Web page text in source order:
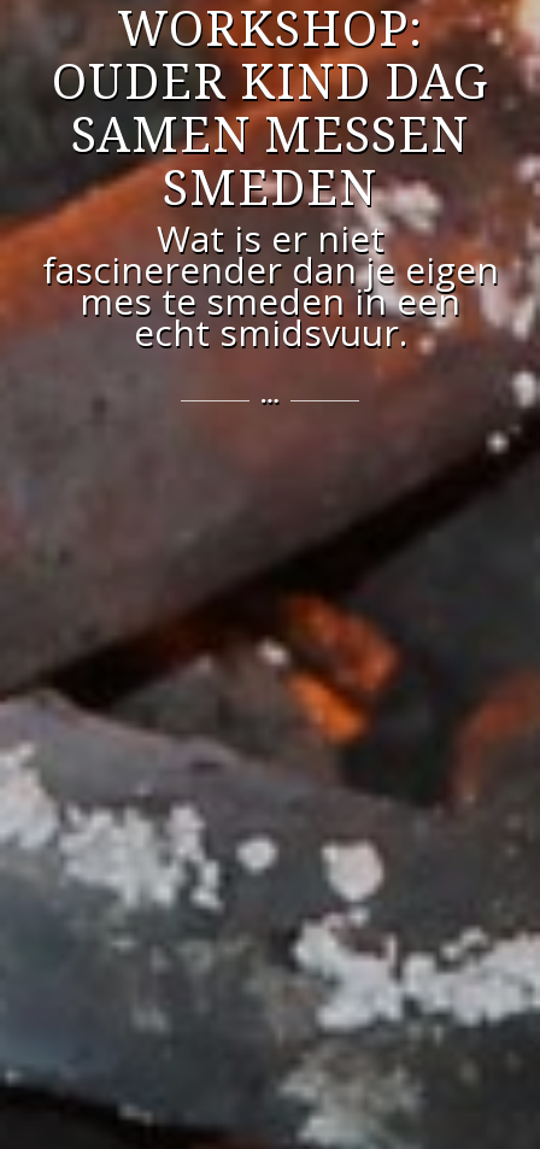
WORKSHOP:
OUDER KIND DAG
SAMEN MESSEN
SMEDEN
Wat is er niet
fascinerender dan je eigen
mes te smeden in een
echt smidsvuur.